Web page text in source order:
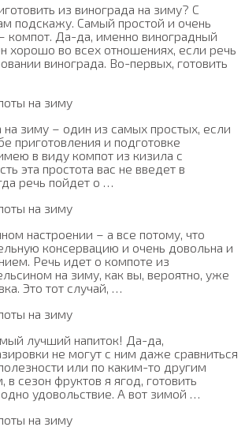
из винограда на зиму? С
подскажу. Самый простой и очень
компот. Да-да, именно виноградный
хорошо во всех отношениях, если речь
винограда. Во-первых, готовить
на зиму – один из самых простых, если
приготовления и подготовке
в виду компот из кизила с
эта простота вас не введет в
речь пойдет о …
настроении – а все потому, что
консервацию и очень довольна и
Речь идет о компоте из
на зиму, как вы, вероятно, уже
Это тот случай, …
лучший напиток! Да-да,
не могут с ним даже сравниться
или по каким-то другим
в сезон фруктов я ягод, готовить
удовольствие. А вот зимой …